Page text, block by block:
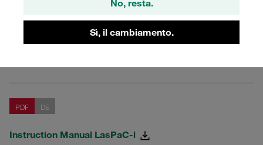
No, resta.
Sì, il cambiamento.
Instruction Manual LasPaC-l
PDF DE
Instruction Manual LasPaC-l